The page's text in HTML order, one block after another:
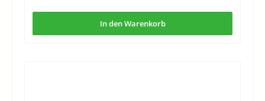
In den Warenkorb